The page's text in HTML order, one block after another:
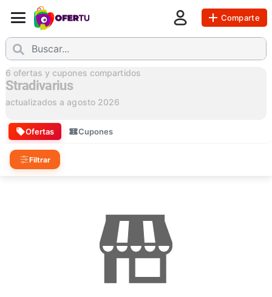
Comparte
6 ofertas y cupones compartidos
Stradivarius
actualizados a agosto 2026
Ofertas Cupones
Filtrar